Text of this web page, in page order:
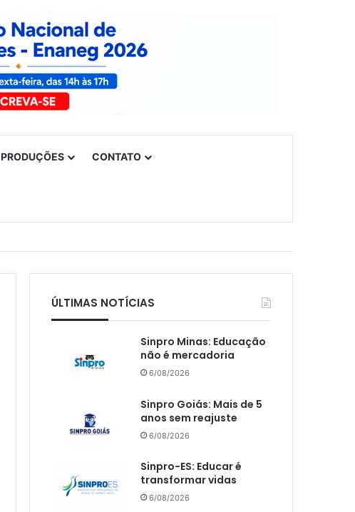
PRODUÇÕES CONTATO
ÚLTIMAS NOTÍCIAS
Sinpro Minas: Educação
não é mercadoria
6/08/2026
Sinpro Goiás: Mais de 5
anos sem reajuste
6/08/2026
Sinpro-ES: Educar é
transformar vidas
6/08/2026